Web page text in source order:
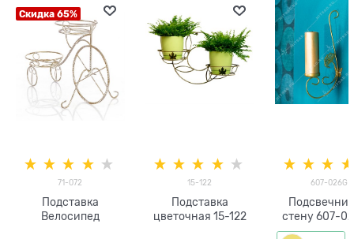
Скидка 65%
71-072
Подставка
Велосипед
15-122
Подставка
цветочная 15-122
607-026G
стену 607-
одну